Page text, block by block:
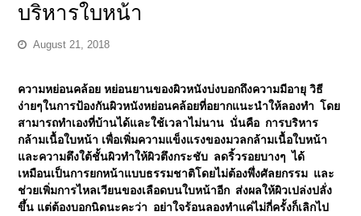
บริหารใบหน้า
August 21, 2018
ความหย่อนคล้อย หย่อนยานของผิวหนังบ่งบอกถึงความมีอายุ วิธี
ง่ายๆในการป้องกันผิวหนังหย่อนคล้อยที่อยากแนะนำให้ลองทำ โดย
สามารถทำเองที่บ้านได้และใช้เวลาไม่นาน นั่นคือ การบริหาร
กล้ามเนื้อใบหน้า เพื่อเพิ่มความแข็งแรงของมวลกล้ามเนื้อใบหน้า
และความตึงใต้ชั้นผิวทำให้ผิวตึงกระชับ ลดริ้วรอยบางๆ ได้
เหมือนเป็นการยกหน้าแบบธรรมชาติโดยไม่ต้องพึ่งศัลยกรรม และ
ช่วยเพิ่มการไหลเวียนของเลือดบนใบหน้าอีก ส่งผลให้ผิวเปล่งปลั่ง
ขึ้น แต่ต้องบอกนิดนะคะว่า อย่าใจร้อนลองทำแค่ไม่กี่ครั้งก็เลิกไป